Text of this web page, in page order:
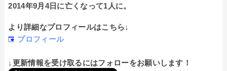
2014年9月4日に亡くなって1人に。
より詳細なプロフィールはこちら↓
プロフィール
↓更新情報を受け取るにはフォローをお願いします！